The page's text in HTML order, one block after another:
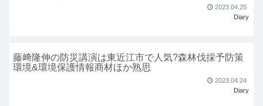
2023.04.25
Diary
藤﨑隆伸の防災講演は東近江市で人気?森林伐採予防策
環境&環境保護情報商材ほか熟思
2023.04.24
Diary